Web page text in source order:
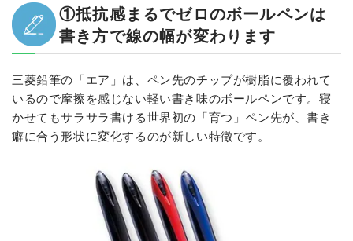
①抵抗感まるでゼロのボールペンは
書き方で線の幅が変わります
三菱鉛筆の「エア」は、ペン先のチップが樹脂に覆われて
いるので摩擦を感じない軽い書き味のボールペンです。寝
かせてもサラサラ書ける世界初の「育つ」ペン先が、書き
癖に合う形状に変化するのが新しい特徴です。